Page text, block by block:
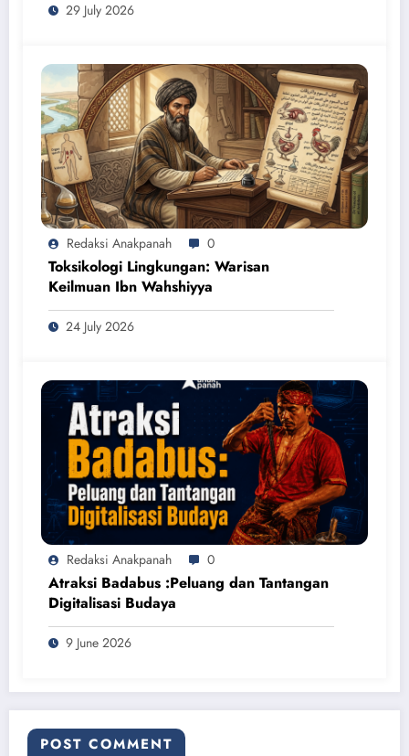
29 July 2026
Redaksi Anakpanah 0
Toksikologi Lingkungan: Warisan
Keilmuan Ibn Wahshiyya
24 July 2026
Redaksi Anakpanah 0
Atraksi Badabus :Peluang dan Tantangan
Digitalisasi Budaya
9 June 2026
POST COMMENT